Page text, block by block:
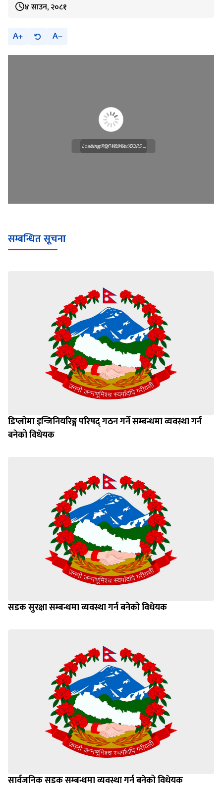
४ साउन, २०८१
A A
Loading WEBGL 3D ...
Loading PDF Worker CORS ...
सम्बन्धित सूचना
डिप्लोमा इन्जिनियरिङ्ग परिषद् गठन गर्ने सम्बन्धमा व्यवस्था गर्न
बनेको विधेयक
सडक सुरक्षा सम्बन्धमा व्यवस्था गर्न बनेको विधेयक
सार्वजनिक सडक सम्बन्धमा व्यवस्था गर्न बनेको विधेयक